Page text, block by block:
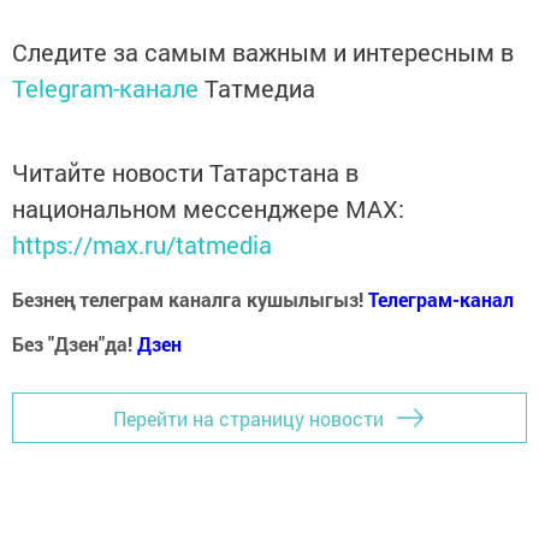
Следите за самым важным и интересным в
Telegram-канале Татмедиа
Читайте новости Татарстана в
национальном мессенджере MАХ:
https://max.ru/tatmedia
Безнең телеграм каналга кушылыгыз!Телеграм-канал
Без "Дзен"да!Дзен
Перейти на страницу новости